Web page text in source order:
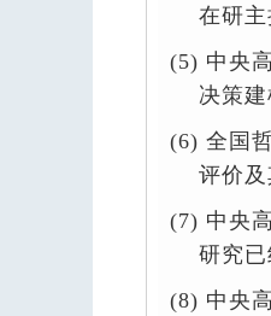
在研
(5) 中央
决策
(6) 全国
评价
(7) 中央
研究
(8) 中央